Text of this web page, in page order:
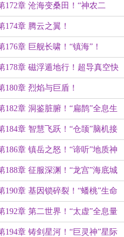
！172章 沧海变桑田！“神农二
”超级稻！
174章 腾云之翼！
176章 巨舰长啸！“镇海”！
178章 磁浮遁地行！超导真空快
问世！
180章 烈焰与巨盾！
182章 洞鉴脏腑！“扁鹊”全息生
扫描仪！
184章 智慧飞跃！“仓颉”脑机接
问世！
186章 镇岳之怒！“谛听”地质神
！188章 征服深渊！“龙宫”海底城
海而起！
190章 基因锁碎裂！“蟠桃”生命
迁药剂！
192章 第二世界！“太虚”全息量
灵境！
194章 铸剑星河！“巨灵神”星际